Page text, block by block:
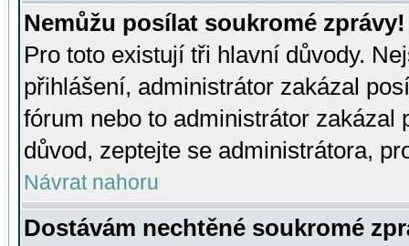
Nemůžu posílat soukromé zprávy!
Pro toto existují tři hlavní důvody.
přihlášení, administrátor zakázal
fórum nebo to administrátor zakázal
důvod, zeptejte se administrátora,
Návrat nahoru
Dostávám nechtěné soukromé